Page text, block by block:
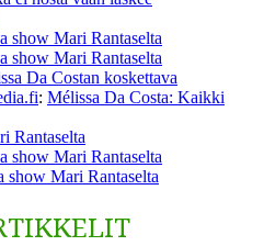
show Mari Rantaselta
show Mari Rantaselta
Da Costan koskettava
: Mélissa Da Costa: Kaikki
Rantaselta
show Mari Rantaselta
show Mari Rantaselta